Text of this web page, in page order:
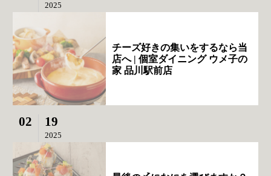
2025
チーズ好きの集いをするなら当
店へ | 個室ダイニング ウメ子の
家 品川駅前店
02 19
2025